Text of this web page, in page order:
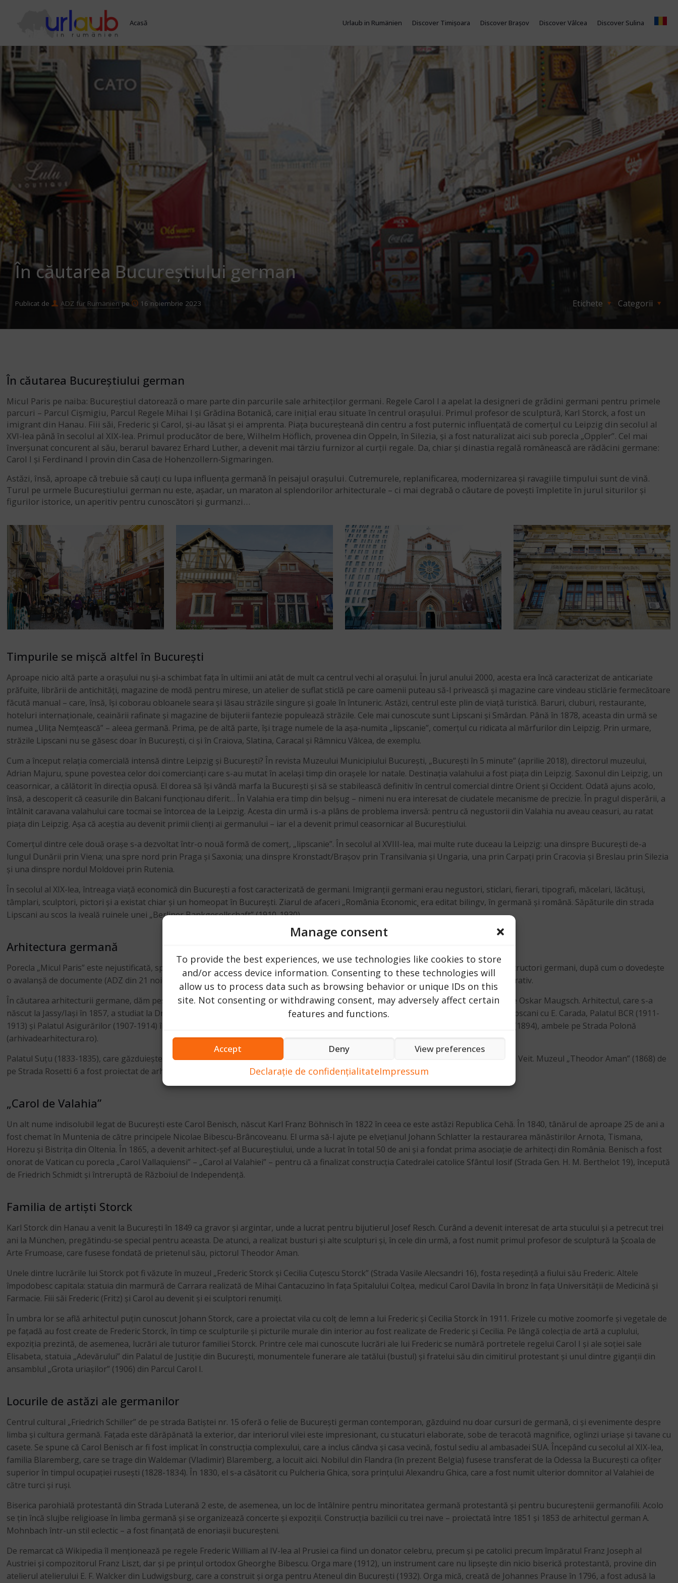
Manage consent
To provide the best experiences, we use technologies like cookies to store
and/or access device information. Consenting to these technologies will
allow us to process data such as browsing behavior or unique IDs on this
site. Not consenting or withdrawing consent, may adversely affect certain
features and functions.
Accept Deny View preferences
Declarație de confidențialitateImpressum
Acasă Urlaub in Rumänien Discover Timișoara Discover Brașov Discover Vâlcea Discover Sulina
În căutarea Bucureștiului german
Publicat de ADZ für Rumänien pe 16 noiembrie 2023 Categorii
Etichete
În căutarea Bucureștiului german
Micul Paris pe naiba: Bucureștiul datorează o mare parte din parcurile sale arhitecților germani. Regele Carol I a apelat la designeri de grădini germani pentru primele
parcuri – Parcul Cișmigiu, Parcul Regele Mihai I și Grădina Botanică, care inițial erau situate în centrul orașului. Primul profesor de sculptură, Karl Storck, a fost un
imigrant din Hanau. Fiii săi, Frederic și Carol, și-au lăsat și ei amprenta. Piața bucureșteană din centru a fost puternic influențată de comerțul cu Leipzig din secolul al
XVI-lea până în secolul al XIX-lea. Primul producător de bere, Wilhelm Höflich, provenea din Oppeln, în Silezia, și a fost naturalizat aici sub porecla „Oppler”. Cel mai
înverșunat concurent al său, berarul bavarez Erhard Luther, a devenit mai târziu furnizor al curții regale. Da, chiar și dinastia regală românească are rădăcini germane:
Carol I și Ferdinand I provin din Casa de Hohenzollern-Sigmaringen.
Astăzi, însă, aproape că trebuie să cauți cu lupa influența germană în peisajul orașului. Cutremurele, replanificarea, modernizarea și ravagiile timpului sunt de vină.
Turul pe urmele Bucureștiului german nu este, așadar, un maraton al splendorilor arhitecturale – ci mai degrabă o căutare de povești împletite în jurul siturilor și
figurilor istorice, un aperitiv pentru cunoscători și gurmanzi…
Timpurile se mișcă altfel în București
Aproape nicio altă parte a orașului nu și-a schimbat fața în ultimii ani atât de mult ca centrul vechi al orașului. În jurul anului 2000, acesta era încă caracterizat de anticariate
prăfuite, librării de antichități, magazine de modă pentru mirese, un atelier de suflat sticlă pe care oamenii puteau să-l privească și magazine care vindeau sticlărie fermecătoare
făcută manual – care, însă, își coborau obloanele seara și lăsau străzile singure și goale în întuneric. Astăzi, centrul este plin de viață turistică. Baruri, cluburi, restaurante,
hoteluri internaționale, ceainării rafinate și magazine de bijuterii fantezie populează străzile. Cele mai cunoscute sunt Lipscani și Smârdan. Până în 1878, aceasta din urmă se
numea „Ulița Nemțească” – aleea germană. Prima, pe de altă parte, își trage numele de la așa-numita „lipscanie”, comerțul cu ridicata al mărfurilor din Leipzig. Prin urmare,
străzile Lipscani nu se găsesc doar în București, ci și în Craiova, Slatina, Caracal și Râmnicu Vâlcea, de exemplu.
Cum a început relația comercială intensă dintre Leipzig și București? În revista Muzeului Municipiului București, „București în 5 minute” (aprilie 2018), directorul muzeului,
Adrian Majuru, spune povestea celor doi comercianți care s-au mutat în același timp din orașele lor natale. Destinația valahului a fost piața din Leipzig. Saxonul din Leipzig, un
ceasornicar, a călătorit în direcția opusă. El dorea să își vândă marfa la București și să se stabilească definitiv în centrul comercial dintre Orient și Occident. Odată ajuns acolo,
însă, a descoperit că ceasurile din Balcani funcționau diferit… În Valahia era timp din belșug – nimeni nu era interesat de ciudatele mecanisme de precizie. În pragul disperării, a
întâlnit caravana valahului care tocmai se întorcea de la Leipzig. Acesta din urmă i s-a plâns de problema inversă: pentru că negustorii din Valahia nu aveau ceasuri, au ratat
piața din Leipzig. Așa că aceștia au devenit primii clienți ai germanului – iar el a devenit primul ceasornicar al Bucureștiului.
Comerțul dintre cele două orașe s-a dezvoltat într-o nouă formă de comerț, „lipscanie”. În secolul al XVIII-lea, mai multe rute duceau la Leipzig: una dinspre București de-a
lungul Dunării prin Viena; una spre nord prin Praga și Saxonia; una dinspre Kronstadt/Brașov prin Transilvania și Ungaria, una prin Carpați prin Cracovia și Breslau prin Silezia
și una dinspre nordul Moldovei prin Rutenia.
În secolul al XIX-lea, întreaga viață economică din București a fost caracterizată de germani. Imigranții germani erau negustori, sticlari, fierari, tipografi, măcelari, lăcătuși,
tâmplari, sculptori, pictori și a existat chiar și un homeopat în București. Ziarul de afaceri „România Economic˛ era editat bilingv, în germană și română. Săpăturile din strada
Lipscani au scos la iveală ruinele unei „Berliner Bankgesellschaft” (1910-1930).
Arhitectura germană
Porecla „Micul Paris” este nejustificată, spune arhitectul Adrian Crăciunescu. Dimpotrivă, Bucureștiul este caracterizat de maeștrii constructori germani, după cum o dovedește
o avalanșă de documente (ADZ din 21 noiembrie 2014: „De ce Bucureștiul este diferit”). Capitala franceză a fost doar un model administrativ.
În căutarea arhitecturii germane, dăm peste impunătoarea clădire a Băncii Române de Credit din Strada Stavropoleos 6-8, construită de Oskar Maugsch. Arhitectul, care s-a
născut la Jassy/Iași în 1857, a studiat la Dresda și a devenit cetățean român în 1894, a construit și Banca de Scont (1903) la intersecția Lipscani cu E. Carada, Palatul BCR (1911-
1913) și Palatul Asigurărilor (1907-1914) în Piața Universității, vilele Elenei G. Cantacuzino (1899) și a directorului Școlii Centrale de Fete (1894), ambele pe Strada Polonă
(arhivadearhitectura.ro).
Palatul Suțu (1833-1835), care găzduiește Muzeul Municipiului București, a fost proiectat de arhitecții vienezi Conrad Schwink și Johann Veit. Muzeul „Theodor Aman” (1868) de
pe Strada Rosetti 6 a fost proiectat de arhitectul german Franz Schiller, iar decorul exterior a fost realizat de Karl Storck.
„Carol de Valahia”
Un alt nume indisolubil legat de București este Carol Benisch, născut Karl Franz Böhnisch în 1822 în ceea ce este astăzi Republica Cehă. În 1840, tânărul de aproape 25 de ani a
fost chemat în Muntenia de către principele Nicolae Bibescu-Brâncoveanu. El urma să-l ajute pe elvețianul Johann Schlatter la restaurarea mănăstirilor Arnota, Tismana,
Horezu și Bistrița din Oltenia. În 1865, a devenit arhitect-șef al Bucureștiului, unde a lucrat în total 50 de ani și a fondat prima asociație de arhitecți din România. Benisch a fost
onorat de Vatican cu porecla „Carol Vallaquiensi” – „Carol al Valahiei” – pentru că a finalizat construcția Catedralei catolice Sfântul Iosif (Strada Gen. H. M. Berthelot 19), începută
de Friedrich Schmidt și întreruptă de Războiul de Independență.
Familia de artiști Storck
Karl Storck din Hanau a venit la București în 1849 ca gravor și argintar, unde a lucrat pentru bijutierul Josef Resch. Curând a devenit interesat de arta stucului și a petrecut trei
ani la München, pregătindu-se special pentru aceasta. De atunci, a realizat busturi și alte sculpturi și, în cele din urmă, a fost numit primul profesor de sculptură la Școala de
Arte Frumoase, care fusese fondată de prietenul său, pictorul Theodor Aman.
Unele dintre lucrările lui Storck pot fi văzute în muzeul „Frederic Storck și Cecilia Cuțescu Storck” (Strada Vasile Alecsandri 16), fosta reședință a fiului său Frederic. Altele
împodobesc capitala: statuia din marmură de Carrara realizată de Mihai Cantacuzino în fața Spitalului Colțea, medicul Carol Davila în bronz în fața Universității de Medicină și
Farmacie. Fiii săi Frederic (Fritz) și Carol au devenit și ei sculptori renumiți.
În umbra lor se află arhitectul puțin cunoscut Johann Storck, care a proiectat vila cu colț de lemn a lui Frederic și Cecilia Storck în 1911. Frizele cu motive zoomorfe și vegetale de
pe fațadă au fost create de Frederic Storck, în timp ce sculpturile și picturile murale din interior au fost realizate de Frederic și Cecilia. Pe lângă colecția de artă a cuplului,
expoziția prezintă, de asemenea, lucrări ale tuturor familiei Storck. Printre cele mai cunoscute lucrări ale lui Frederic se numără portretele regelui Carol I și ale soției sale
Elisabeta, statuia „Adevărului” din Palatul de Justiție din București, monumentele funerare ale tatălui (bustul) și fratelui său din cimitirul protestant și unul dintre giganții din
ansamblul „Grota uriașilor” (1906) din Parcul Carol I.
Locurile de astăzi ale germanilor
Centrul cultural „Friedrich Schiller” de pe strada Batiștei nr. 15 oferă o felie de București german contemporan, găzduind nu doar cursuri de germană, ci și evenimente despre
limba și cultura germană. Fațada este dărăpănată la exterior, dar interiorul vilei este impresionant, cu stucaturi elaborate, sobe de teracotă magnifice, oglinzi uriașe și tavane cu
casete. Se spune că Carol Benisch ar fi fost implicat în construcția complexului, care a inclus cândva și casa vecină, fostul sediu al ambasadei SUA. Începând cu secolul al XIX-lea,
familia Blaremberg, care se trage din Waldemar (Vladimir) Blaremberg, a locuit aici. Nobilul din Flandra (în prezent Belgia) fusese transferat de la Odessa la București ca ofițer
superior în timpul ocupației rusești (1828-1834). În 1830, el s-a căsătorit cu Pulcheria Ghica, sora prințului Alexandru Ghica, care a fost numit ulterior domnitor al Valahiei de
către turci și ruși.
Biserica parohială protestantă din Strada Luterană 2 este, de asemenea, un loc de întâlnire pentru minoritatea germană protestantă și pentru bucureștenii germanofili. Acolo
se țin încă slujbe religioase în limba germană și se organizează concerte și expoziții. Construcția bazilicii cu trei nave – proiectată între 1851 și 1853 de arhitectul german A.
Mohnbach într-un stil eclectic – a fost finanțată de enoriașii bucureșteni.
De remarcat că Wikipedia îl menționează pe regele Frederic William al IV-lea al Prusiei ca fiind un donator celebru, precum și pe catolici precum împăratul Franz Joseph al
Austriei și compozitorul Franz Liszt, dar și pe prințul ortodox Gheorghe Bibescu. Orga mare (1912), un instrument care nu lipsește din nicio biserică protestantă, provine din
atelierul atelierului E. F. Walcker din Ludwigsburg, care a construit și orga pentru Ateneul din București (1932). Orga mică, creată de Johannes Prause în 1796, a fost adusă la